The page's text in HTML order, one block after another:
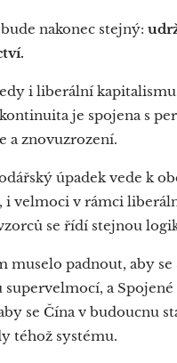
nakonec stejný:
i liberální
je spojena s
a znovuzrození.
úpadek vede k
i velmoci v rámci
se řídí stejnou
muselo padnout, aby se
supervelmocí, a
se Čína v budoucnu
téhož systému.